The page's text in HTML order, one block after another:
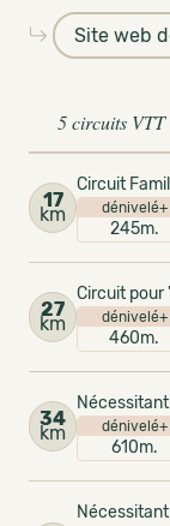
Site web
5 circuits VTT
17
km
Circuit
dénivelé+
245m.
27
km
Circuit pour
dénivelé+
460m.
34
km dénivelé+
610m.